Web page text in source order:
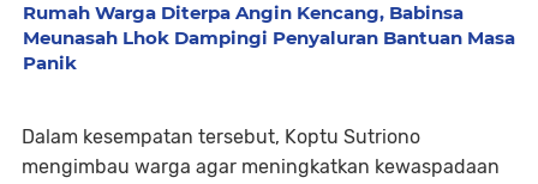
Rumah Warga Diterpa Angin Kencang, Babinsa
Meunasah Lhok Dampingi Penyaluran Bantuan Masa
Panik
Dalam kesempatan tersebut, Koptu Sutriono
mengimbau warga agar meningkatkan kewaspadaan